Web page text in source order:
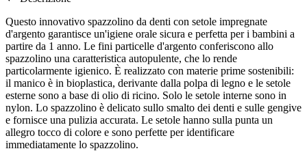
Questo innovativo spazzolino da denti con setole impregnate
d'argento garantisce un'igiene orale sicura e perfetta per i bambini a
partire da 1 anno. Le fini particelle d'argento conferiscono allo
spazzolino una caratteristica autopulente, che lo rende
particolarmente igienico. È realizzato con materie prime sostenibili:
il manico è in bioplastica, derivante dalla polpa di legno e le setole
esterne sono a base di olio di ricino. Solo le setole interne sono in
nylon. Lo spazzolino è delicato sullo smalto dei denti e sulle gengive
e fornisce una pulizia accurata. Le setole hanno sulla punta un
allegro tocco di colore e sono perfette per identificare
immediatamente lo spazzolino.